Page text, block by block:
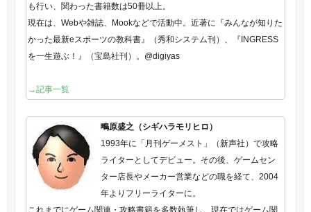
も行い、関わった書籍数は50冊以上。
現在は、Webや雑誌、Mookなどで活動中。近著に『みんなが知りた
かった最新eスポーツの教科書』（秀和システム刊）、『INGRESS
を一生遊ぶ！』（宝島社刊）。@digiyas
→記事一覧
鴫原盛之（シギハラモリヒロ）
1993年に「月刊ゲーメスト」（新声社）で攻略
ライターとしてデビュー。その後、ゲームセン
ター店長やメーカー営業などの職を経て、2004
年よりフリーライターに。
これまでにゲーム関連・攻略書籍を多数執筆し、現在ではゲーム関